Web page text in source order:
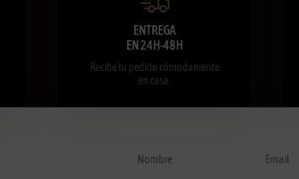
ENTREGA
EN 24H-48H
Recibe tu pedido cómodamente
en casa.